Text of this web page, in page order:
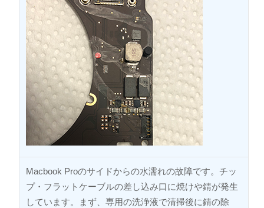
Macbook Proのサイドからの水濡れの故障です。チッ
プ・フラットケーブルの差し込み口に焼けや錆が発生
しています。まず、専用の洗浄液で清掃後に錆の除